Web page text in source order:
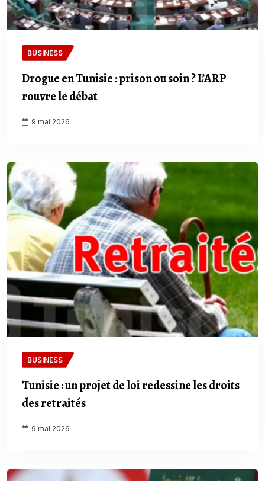
BUSINESS
Drogue en Tunisie : prison ou soin ? L’ARP
rouvre le débat
9 mai 2026
BUSINESS
Tunisie : un projet de loi redessine les droits
des retraités
9 mai 2026